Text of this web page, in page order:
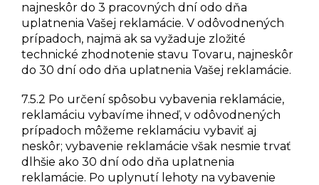
najneskôr do 3 pracovných dní odo dňa
uplatnenia Vašej reklamácie. V odôvodnených
prípadoch, najmä ak sa vyžaduje zložité
technické zhodnotenie stavu Tovaru, najneskôr
do 30 dní odo dňa uplatnenia Vašej reklamácie.
7.5.2 Po určení spôsobu vybavenia reklamácie,
reklamáciu vybavíme ihneď, v odôvodnených
prípadoch môžeme reklamáciu vybaviť aj
neskôr; vybavenie reklamácie však nesmie trvať
dlhšie ako 30 dní odo dňa uplatnenia
reklamácie. Po uplynutí lehoty na vybavenie